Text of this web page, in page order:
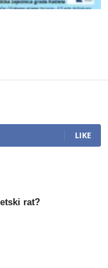
LIKE
rat?